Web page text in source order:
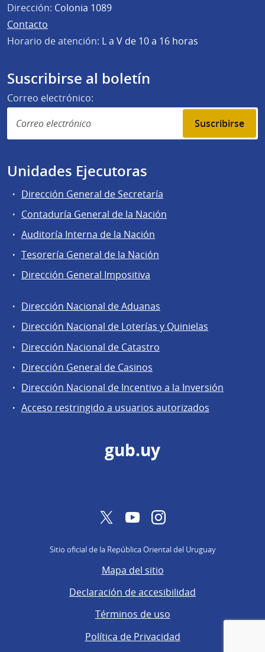
Dirección: Colonia 1089
Contacto
Horario de atención: L a V de 10 a 16 horas
Suscribirse al boletín
Correo electrónico:
Suscribirse
Unidades Ejecutoras
Dirección General de Secretaría
Contaduría General de la Nación
Auditoría Interna de la Nación
Tesorería General de la Nación
Dirección General Impositiva
Áreas
la
Dirección
General
de
Secretaría
Dirección Nacional de Aduanas
Dirección Nacional de Loterías y Quinielas
Dirección Nacional de Catastro
Dirección General de Casinos
Dirección Nacional de Incentivo a la Inversión
Acceso restringido a usuarios autorizados
gub.uy
TwitterYouTubeInstagram
Sitio oficial de la República Oriental del Uruguay
Mapa del sitio
Declaración de accesibilidad
Términos de uso
Política de Privacidad